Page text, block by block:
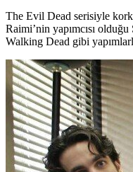
The Evil Dead serisiyle
Raimi’nin yapımcısı
Walking Dead gibi